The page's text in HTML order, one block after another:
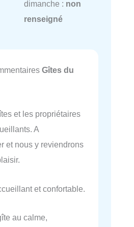
dimanche : non
renseigné
Gîtes du
et les propriétaires
A
et nous y reviendrons
et confortable.
au calme,